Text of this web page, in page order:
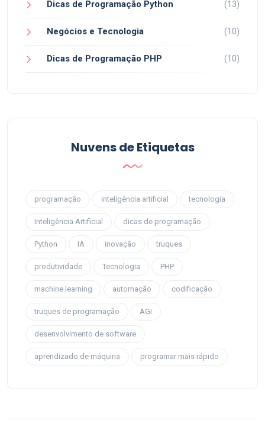
Dicas de Programação Python (13)
Negócios e Tecnologia (10)
Dicas de Programação PHP (10)
Nuvens de Etiquetas
programação inteligência artificial tecnologia
Inteligência Artificial dicas de programação
Python IA inovação truques
produtividade Tecnologia PHP
machine learning automação codificação
truques de programação AGI
desenvolvimento de software
aprendizado de máquina programar mais rápido